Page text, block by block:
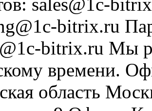
bitrix.ru
bitrix.ru Мы
времени.
область